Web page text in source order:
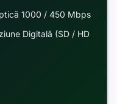
1000 / 450 Mbps
Digitală (SD / HD